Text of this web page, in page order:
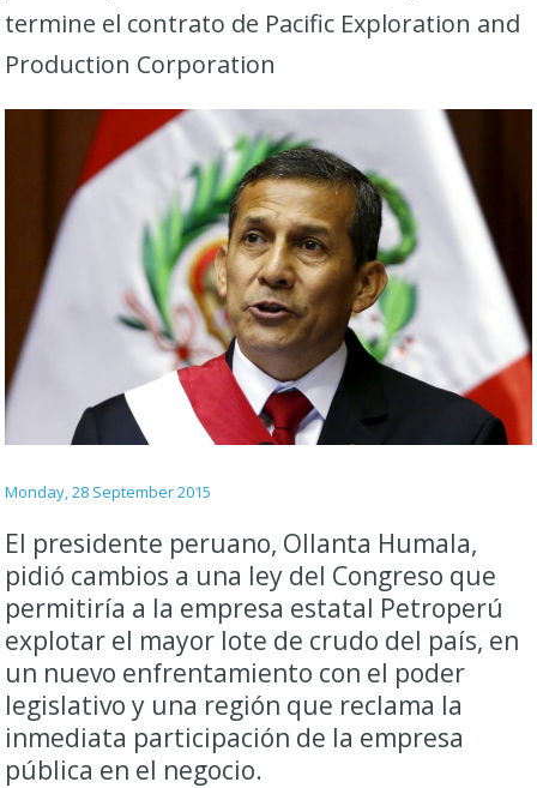
termine el contrato de Pacific Exploration and
Production Corporation
Monday, 28 September 2015
El presidente peruano, Ollanta Humala,
pidió cambios a una ley del Congreso que
permitiría a la empresa estatal Petroperú
explotar el mayor lote de crudo del país, en
un nuevo enfrentamiento con el poder
legislativo y una región que reclama la
inmediata participación de la empresa
pública en el negocio.